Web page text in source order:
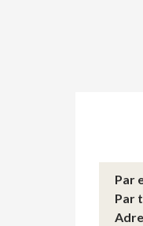
Par
Par